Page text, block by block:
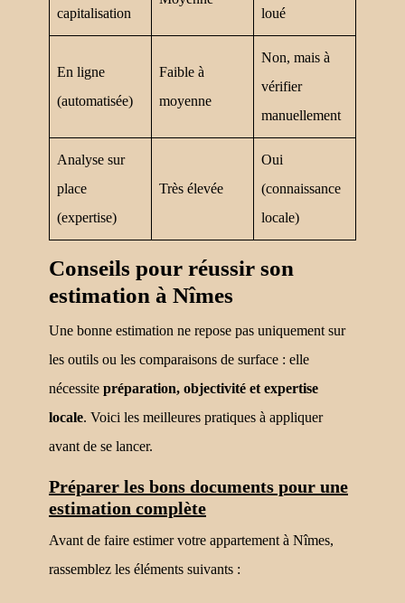
capitalisation
loué
En ligne
(automatisée)
Faible à
moyenne
Non, mais à
vérifier
manuellement
Analyse sur
place
(expertise)
Très élevée
Oui
(connaissance
locale)
Conseils pour réussir son
estimation à Nîmes
Une bonne estimation ne repose pas uniquement sur
les outils ou les comparaisons de surface : elle
nécessite préparation, objectivité et expertise
locale. Voici les meilleures pratiques à appliquer
avant de se lancer.
Préparer les bons documents pour une
estimation complète
Avant de faire estimer votre appartement à Nîmes,
rassemblez les éléments suivants :